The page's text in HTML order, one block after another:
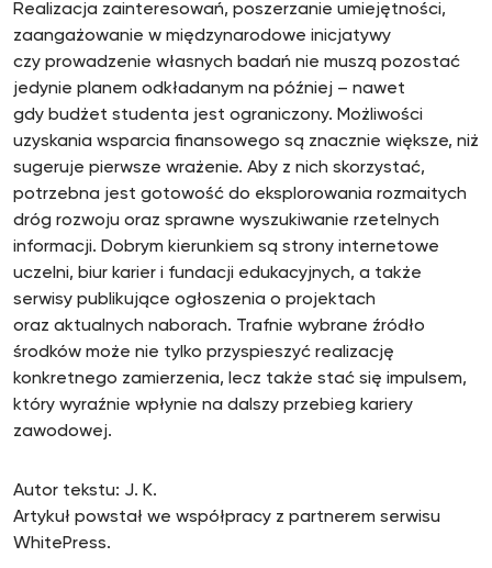
Realizacja zainteresowań, poszerzanie umiejętności,
zaangażowanie w międzynarodowe inicjatywy
czy prowadzenie własnych badań nie muszą pozostać
jedynie planem odkładanym na później – nawet
gdy budżet studenta jest ograniczony. Możliwości
uzyskania wsparcia finansowego są znacznie większe, niż
sugeruje pierwsze wrażenie. Aby z nich skorzystać,
potrzebna jest gotowość do eksplorowania rozmaitych
dróg rozwoju oraz sprawne wyszukiwanie rzetelnych
informacji. Dobrym kierunkiem są strony internetowe
uczelni, biur karier i fundacji edukacyjnych, a także
serwisy publikujące ogłoszenia o projektach
oraz aktualnych naborach. Trafnie wybrane źródło
środków może nie tylko przyspieszyć realizację
konkretnego zamierzenia, lecz także stać się impulsem,
który wyraźnie wpłynie na dalszy przebieg kariery
zawodowej.
Autor tekstu: J. K.
Artykuł powstał we współpracy z partnerem serwisu
WhitePress.